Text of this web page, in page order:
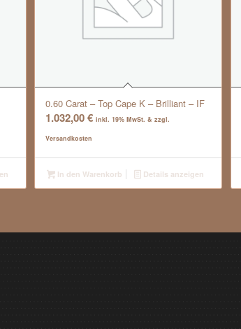
0.60 Carat – Top Cape K – Brilliant – IF
1.032,00€ inkl. 19% MwSt. & zzgl.
Versandkosten
In den Warenkorb Details anzeigen